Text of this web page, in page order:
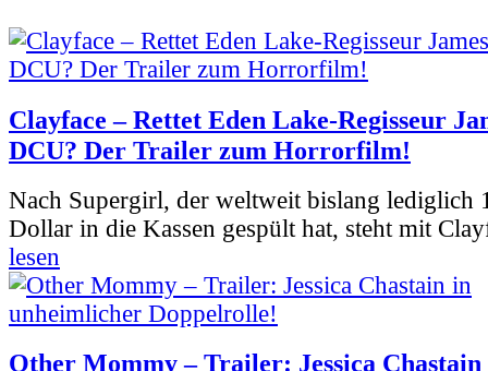
Clayface – Rettet Eden Lake-Regisseur
DCU? Der Trailer zum Horrorfilm!
Nach Supergirl, der weltweit bislang lediglich
Dollar in die Kassen gespült hat, steht mit
lesen
Other Mommy – Trailer: Jessica